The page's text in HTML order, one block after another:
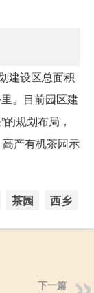
建设区总面积
。目前园区建
规划布局，
产有机茶园示
茶园 西乡
下一篇